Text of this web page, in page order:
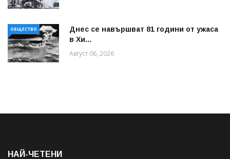
ОБЩЕСТВО
Днес се навършват 81 години от ужаса
в Хи...
Август 06, 2026
НАЙ-ЧЕТЕНИ